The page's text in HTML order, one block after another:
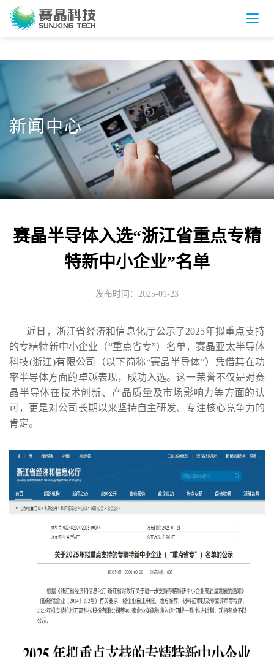
新闻中心
赛晶半导体入选“浙江省重点专精
特新中小企业”名单
发布时间：2025-01-23
近日，浙江省经济和信息化厅公示了2025年拟重点支持
的专精特新中小企业（“重点省专”）名单，赛晶亚太半导体
科技(浙江)有限公司（以下简称“赛晶半导体”）凭借其在功
率半导体方面的卓越表现，成功入选。这一荣誉不仅是对赛
晶半导体在技术创新、产品质量及市场影响力等方面的认
可，更是对公司长期以来坚持自主研发、专注核心竞争力的
肯定。